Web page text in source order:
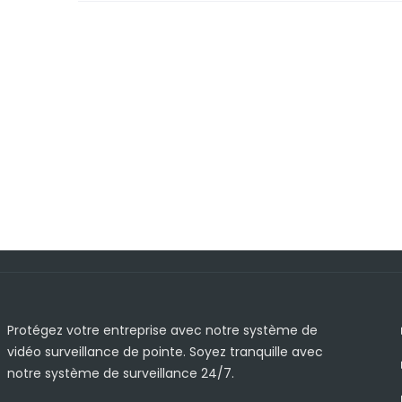
Protégez votre entreprise avec notre système de
vidéo surveillance de pointe. Soyez tranquille avec
notre système de surveillance 24/7.